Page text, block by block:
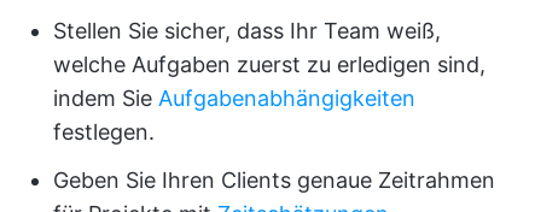
Stellen Sie sicher, dass Ihr Team weiß,
welche Aufgaben zuerst zu erledigen sind,
indem Sie Aufgabenabhängigkeiten
festlegen.
Geben Sie Ihren Clients genaue Zeitrahmen